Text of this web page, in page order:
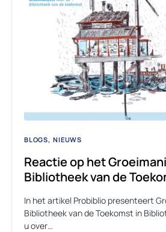
BLOGS NIEUWS
Reactie op het
Bibliotheek van de
In het artikel Probiblio presenteert
Bibliotheek van de Toekomst in
u over…